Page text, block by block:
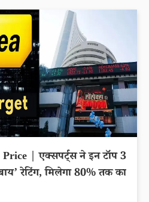
| एक्सपर्ट्स ने इन टॉप 3
रेटिंग, मिलेगा 80% तक का